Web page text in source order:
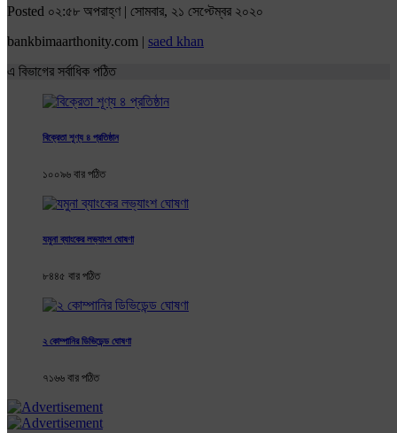
Posted ০২:৫৮ অপরাহ্ণ | সোমবার, ২১ সেপ্টেম্বর ২০২০
bankbimaarthonity.com | saed khan
এ বিভাগের সর্বাধিক পঠিত
বিক্রেতা শূণ্য ৪ প্রতিষ্ঠান
১০০৯৬ বার পঠিত
যমুনা ব্যাংকের লভ্যাংশ ঘোষণা
৮৪৪৫ বার পঠিত
২ কোম্পানির ডিভিডেন্ড ঘোষণা
৭১৬৬ বার পঠিত